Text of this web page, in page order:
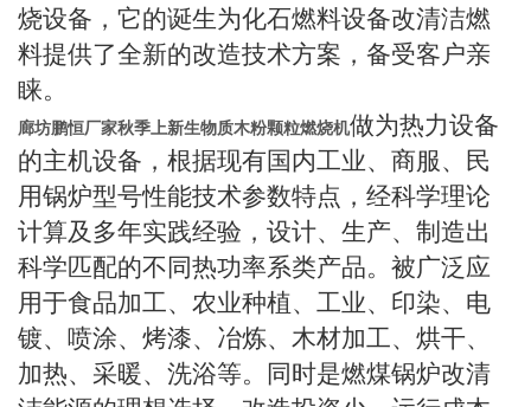
烧设备，它的诞生为化石燃料设备改清洁燃
料提供了全新的改造技术方案，备受客户亲
睐。
廊坊鹏恒厂家秋季上新生物质木粉颗粒燃烧机做为热力设备
的主机设备，根据现有国内工业、商服、民
用锅炉型号性能技术参数特点，经科学理论
计算及多年实践经验，设计、生产、制造出
科学匹配的不同热功率系类产品。被广泛应
用于食品加工、农业种植、工业、印染、电
镀、喷涂、烤漆、冶炼、木材加工、烘干、
加热、采暖、洗浴等。同时是燃煤锅炉改清